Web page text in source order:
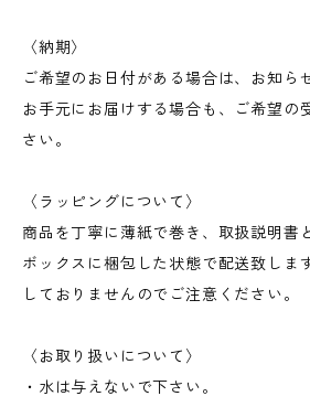
〈納期〉
ご希望のお日付がある場合は、お知ら
お手元にお届けする場合も、ご希望の
さい。
〈ラッピングについて〉
商品を丁寧に薄紙で巻き、取扱説明書
ボックスに梱包した状態で配送致しま
しておりませんのでご注意ください。
〈お取り扱いについて〉
・水は与えないで下さい。